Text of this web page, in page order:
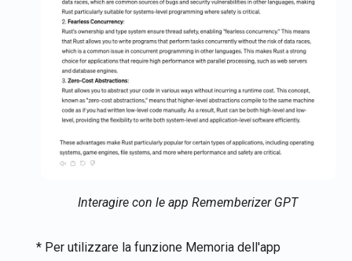
Interagire con le app Rememberizer GPT
* Per utilizzare la funzione Memoria dell'app